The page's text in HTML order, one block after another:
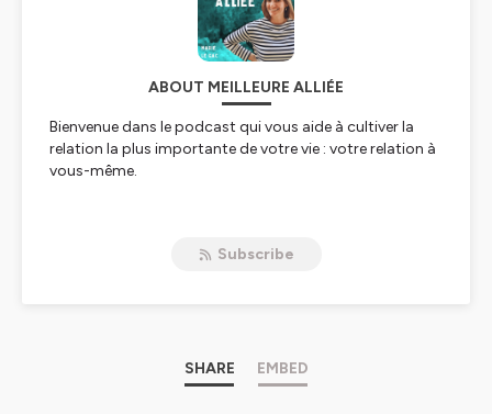
ABOUT MEILLEURE ALLIÉE
Bienvenue dans le podcast qui vous aide à cultiver la
relation la plus importante de votre vie : votre relation à
vous-même.
Mais il y une constante qui sera toujours au cœur de
intérieure l’alliée principale de votre
parcours personnel et professionnel.
Subscribe
SHARE EMBED